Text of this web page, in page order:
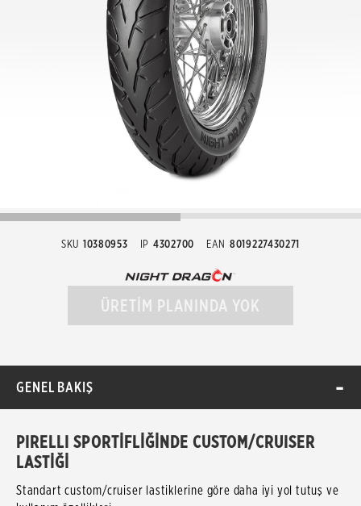
SKU 10380953 IP 4302700 EAN 8019227430271
ÜRETİM PLANINDA YOK
GENEL BAKIŞ
PIRELLI SPORTİFLİĞİNDE CUSTOM/CRUISER
LASTİĞİ
Standart custom/cruiser lastiklerine göre daha iyi yol tutuş ve